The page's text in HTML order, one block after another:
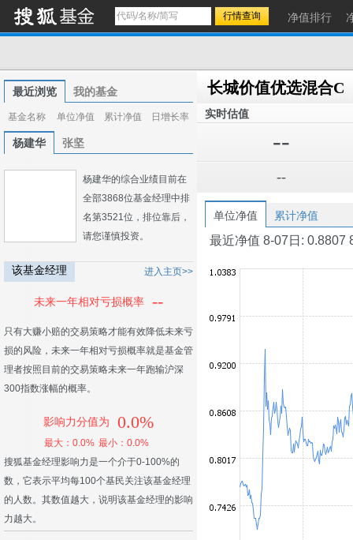
净值排行
最近浏览 我的基金
基金名称 单位净值 累计净值 日增长率
杨建华 张坚
杨建华的综合业绩目前在
全部3868位基金经理中排
名第3521位，排位靠后，
请您谨慎投资。
该基金经理 进入主页>>
未来一年相对亏损概率 --
只有大赚小赔的交易策略才能有效降低未来亏
损的风险，未来一年相对亏损概率就是基金管
理者按照目前的交易策略未来一年跑输沪深
300指数涨幅的概率。
影响力分值为 0.0%
最大：0.0% 最小：0.0%
搜狐基金经理影响力是一个介于0-100%的
数，它表示平均每100个基民关注该基金经理
的人数。其数值越大，说明该基金经理的影响
力越大。
长城价值优选混合C
实时估值
--
--
单位净值 累计净值
最近净值 8-07日: 0.8807